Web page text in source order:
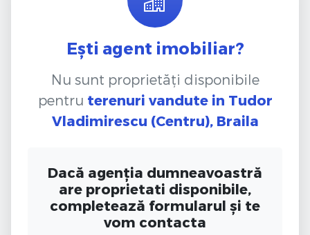
Ești agent imobiliar?
Nu sunt proprietăți disponibile
pentru terenuri vandute in Tudor
Vladimirescu (Centru), Braila
Dacă agenția dumneavoastră
are proprietati disponibile,
completează formularul și te
vom contacta